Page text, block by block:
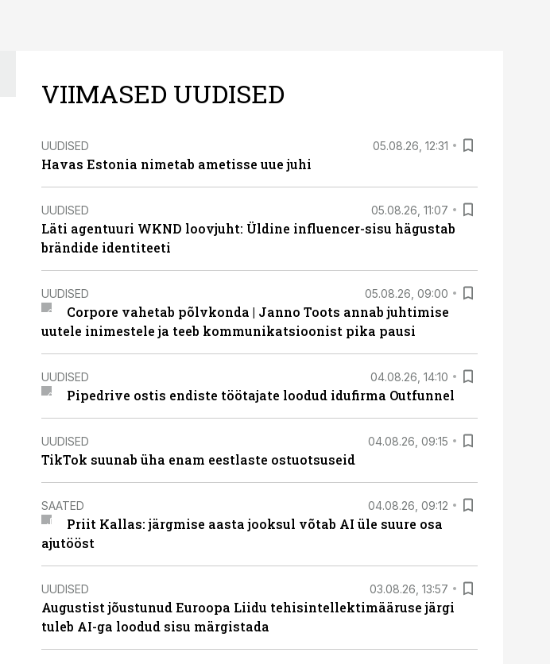
VIIMASED UUDISED
UUDISED 05.08.26, 12:31
Havas Estonia nimetab ametisse uue juhi
UUDISED 05.08.26, 11:07
Läti agentuuri WKND loovjuht: Üldine influencer-sisu hägustab
brändide identiteeti
UUDISED 05.08.26, 09:00
Corpore vahetab põlvkonda | Janno Toots annab juhtimise
uutele inimestele ja teeb kommunikatsioonist pika pausi
UUDISED 04.08.26, 14:10
Pipedrive ostis endiste töötajate loodud idufirma Outfunnel
UUDISED 04.08.26, 09:15
TikTok suunab üha enam eestlaste ostuotsuseid
SAATED 04.08.26, 09:12
Priit Kallas: järgmise aasta jooksul võtab AI üle suure osa
ajutööst
UUDISED 03.08.26, 13:57
Augustist jõustunud Euroopa Liidu tehisintellektimääruse järgi
tuleb AI-ga loodud sisu märgistada